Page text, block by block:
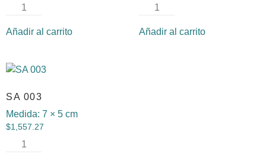
Añadir al carrito Añadir al carrito
SA 003
Medida: 7 × 5 cm
$1,557.27